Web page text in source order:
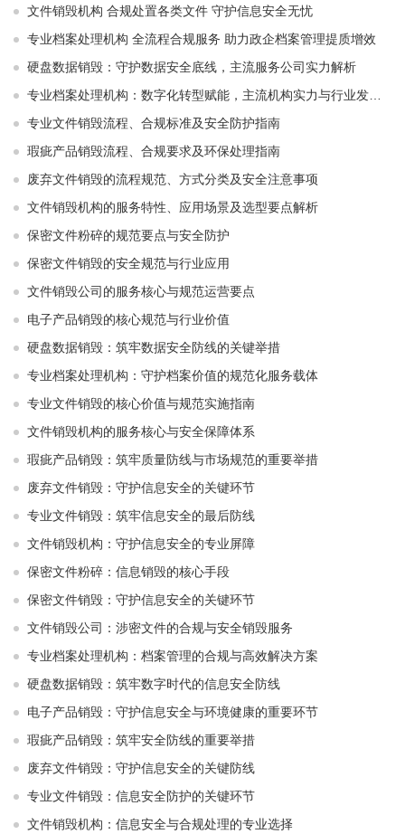
文件销毁机构 合规处置各类文件 守护信息安全无忧
专业档案处理机构 全流程合规服务 助力政企档案管理提质增效
硬盘数据销毁：守护数据安全底线，主流服务公司实力解析
专业档案处理机构：数字化转型赋能，主流机构实力与行业发展解析
专业文件销毁流程、合规标准及安全防护指南
瑕疵产品销毁流程、合规要求及环保处理指南
废弃文件销毁的流程规范、方式分类及安全注意事项
文件销毁机构的服务特性、应用场景及选型要点解析
保密文件粉碎的规范要点与安全防护
保密文件销毁的安全规范与行业应用
文件销毁公司的服务核心与规范运营要点
电子产品销毁的核心规范与行业价值
硬盘数据销毁：筑牢数据安全防线的关键举措
专业档案处理机构：守护档案价值的规范化服务载体
专业文件销毁的核心价值与规范实施指南
文件销毁机构的服务核心与安全保障体系
瑕疵产品销毁：筑牢质量防线与市场规范的重要举措
废弃文件销毁：守护信息安全的关键环节
专业文件销毁：筑牢信息安全的最后防线
文件销毁机构：守护信息安全的专业屏障
保密文件粉碎：信息销毁的核心手段
保密文件销毁：守护信息安全的关键环节
文件销毁公司：涉密文件的合规与安全销毁服务
专业档案处理机构：档案管理的合规与高效解决方案
硬盘数据销毁：筑牢数字时代的信息安全防线
电子产品销毁：守护信息安全与环境健康的重要环节
瑕疵产品销毁：筑牢安全防线的重要举措
废弃文件销毁：守护信息安全的关键防线
专业文件销毁：信息安全防护的关键环节
文件销毁机构：信息安全与合规处理的专业选择